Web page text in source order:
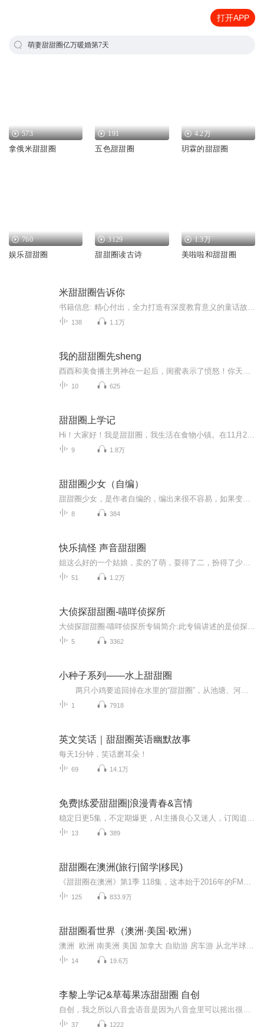
打开APP
萌妻甜甜圈亿万暖婚第7天
573
拿俄米甜甜圈
191
五色甜甜圈
4.2万
玥霖的甜甜圈
760
娱乐甜甜圈
3129
甜甜圈读古诗
1.3万
美啦啦和甜甜圈
米甜甜圈告诉你
138 1.1万
我的甜甜圈先sheng
10 625
甜甜圈上学记
9 1.8万
甜甜圈少女（自编）
8 384
快乐搞怪 声音甜甜圈
51 1.2万
大侦探甜甜圈-喵咩侦探所
5 3362
小种子系列——水上甜甜圈
1 7918
英文笑话｜甜甜圈英语幽默故事
每天1分钟，笑话磨耳朵！
69 14.1万
免费|练爱甜甜圈|浪漫青春&言情
13 389
甜甜圈在澳洲(旅行|留学|移民)
125 833.9万
甜甜圈看世界（澳洲·美国·欧洲）
14 19.6万
李黎上学记&草莓果冻甜甜圈 自创
37 1222